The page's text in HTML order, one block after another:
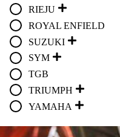
RIEJU
ROYAL ENFIELD
SUZUKI
SYM
TGB
TRIUMPH
YAMAHA